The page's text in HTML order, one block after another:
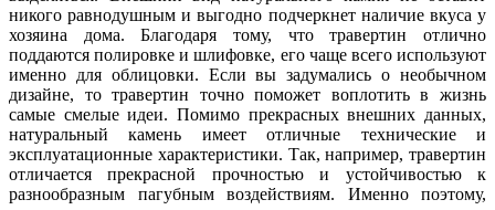
никого равнодушным и выгодно подчеркнет наличие вкуса у
хозяина дома. Благодаря тому, что травертин отлично
поддаются полировке и шлифовке, его чаще всего используют
именно для облицовки. Если вы задумались о необычном
дизайне, то травертин точно поможет воплотить в жизнь
самые смелые идеи. Помимо прекрасных внешних данных,
натуральный камень имеет отличные технические и
эксплуатационные характеристики. Так, например, травертин
отличается прекрасной прочностью и устойчивостью к
разнообразным пагубным воздействиям. Именно поэтому,